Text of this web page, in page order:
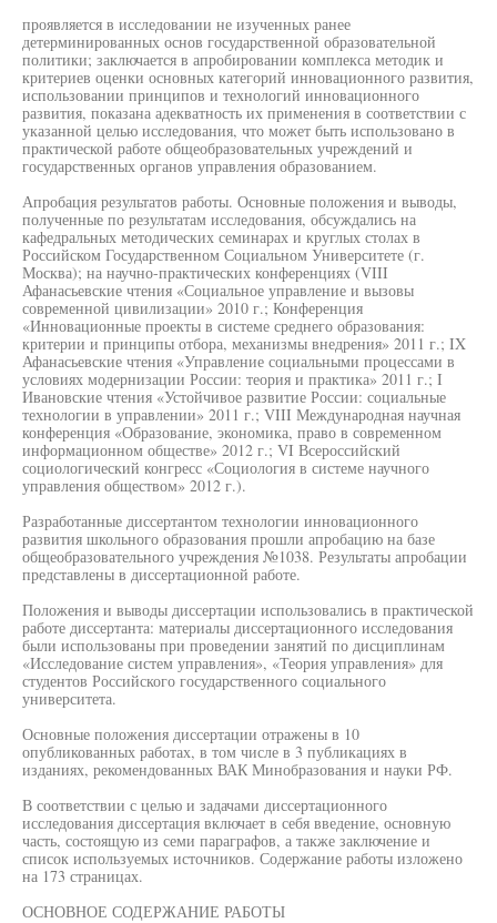
проявляется в исследовании не изученных ранее
детерминированных основ государственной образовательной
политики; заключается в апробировании комплекса методик и
критериев оценки основных категорий инновационного развития,
использовании принципов и технологий инновационного
развития, показана адекватность их применения в соответствии с
указанной целью исследования, что может быть использовано в
практической работе общеобразовательных учреждений и
государственных органов управления образованием.
Апробация результатов работы. Основные положения и выводы,
полученные по результатам исследования, обсуждались на
кафедральных методических семинарах и круглых столах в
Российском Государственном Социальном Университете (г.
Москва); на научно-практических конференциях (VIII
Афанасьевские чтения «Социальное управление и вызовы
современной цивилизации» 2010 г.; Конференция
«Инновационные проекты в системе среднего образования:
критерии и принципы отбора, механизмы внедрения» 2011 г.; IX
Афанасьевские чтения «Управление социальными процессами в
условиях модернизации России: теория и практика» 2011 г.; I
Ивановские чтения «Устойчивое развитие России: социальные
технологии в управлении» 2011 г.; VIII Международная научная
конференция «Образование, экономика, право в современном
информационном обществе» 2012 г.; VI Всероссийский
социологический конгресс «Социология в системе научного
управления обществом» 2012 г.).
Разработанные диссертантом технологии инновационного
развития школьного образования прошли апробацию на базе
общеобразовательного учреждения №1038. Результаты апробации
представлены в диссертационной работе.
Положения и выводы диссертации использовались в практической
работе диссертанта: материалы диссертационного исследования
были использованы при проведении занятий по дисциплинам
«Исследование систем управления», «Теория управления» для
студентов Российского государственного социального
университета.
Основные положения диссертации отражены в 10
опубликованных работах, в том числе в 3 публикациях в
изданиях, рекомендованных ВАК Минобразования и науки РФ.
В соответствии с целью и задачами диссертационного
исследования диссертация включает в себя введение, основную
часть, состоящую из семи параграфов, а также заключение и
список используемых источников. Содержание работы изложено
на 173 страницах.
ОСНОВНОЕ СОДЕРЖАНИЕ РАБОТЫ